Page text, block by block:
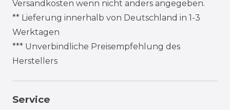
Versandkosten wenn nicht anders angegeben.
** Lieferung innerhalb von Deutschland in 1-3
Werktagen
*** Unverbindliche Preisempfehlung des
Herstellers
Service